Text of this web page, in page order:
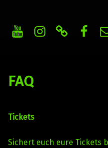
Haunted Castle Filmfestspiele
FAQ
Tickets
Sichert euch eure Tickets